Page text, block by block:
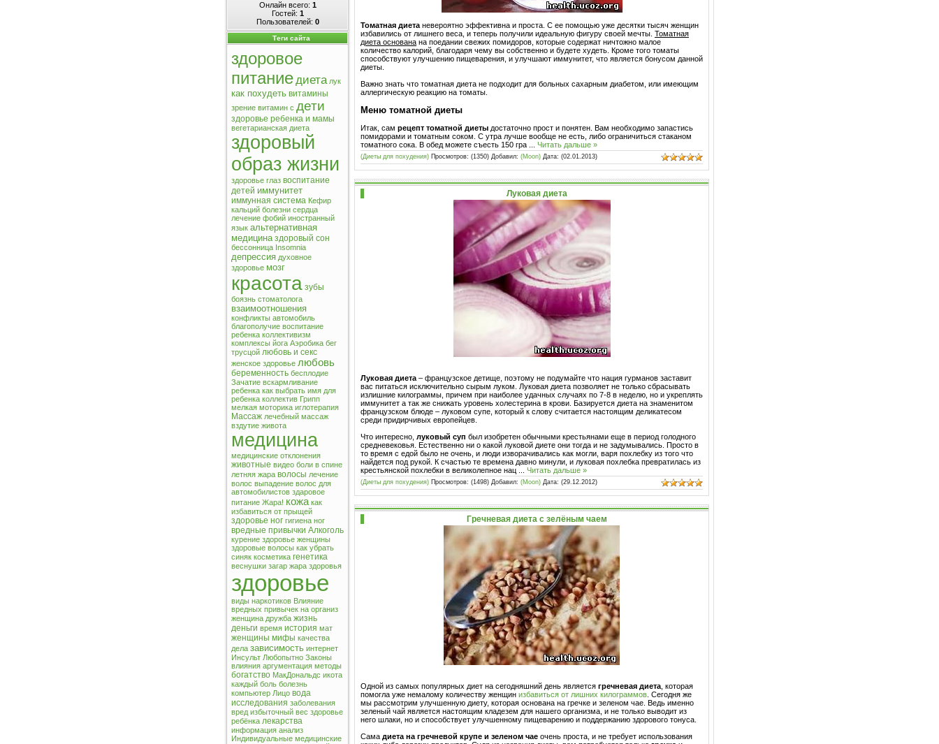
Онлайн всего: 1
Гостей: 1
Пользователей: 0
Теги сайта
здоровое
питаниедиета лук
как похудеть витамины
зрение витамин c дети
здоровье ребенка и мамы
вегетарианская диета
здоровый
образ жизни
здоровье глаз воспитание
детей иммунитет
иммунная система Кефир
кальций болезни сердца
лечение фобий иностранный
язык альтернативная
медицина здоровый сон
бессонница Insomnia
депрессия духовное
здоровье мозг
красота зубы
боязнь стоматолога
взаимоотношения
конфликты автомобиль
благополучие воспитание
ребенка коллективизм
комплексы йога Аэробика бег
трусцой любовь и секс
женское здоровье любовь
беременность бесплодие
Зачатие вскармливание
ребенка как выбрать имя для
ребенка коллектив Грипп
мелкая моторика иглотерапия
Массаж лечебный массаж
вздутие живота
медицина
медицинские отклонения
животные видео боли в спине
летняя жара волосы лечение
волос выпадение волос для
автомобилистов здаровое
питание Жара! кожа как
избавиться от прыщей
здоровье ног гигиена ног
вредные привычки Алкоголь
курение здоровье женщины
здоровые волосы как убрать
синяк косметика генетика
веснушки загар жара здоровья
здоровье
виды наркотиков Влияние
вредных привычек на организ
женщина дружба жизнь
деньги время история мат
женщины мифы качества
дела зависимость интернет
Инсульт Любопытно Законы
влияния аргументация методы
богатство МакДональдс икота
каждый боль болезнь
компьютер Лицо вода
исследования заболевания
вред избыточный вес здоровье
ребёнка лекарства
информация анализ
Индивидуальные медицинские
Томатная диета невероятно эффективна и проста. С ее помощью уже десятки тысяч женщин
избавились от лишнего веса, и теперь получили идеальную фигуру своей мечты. Томатная
диета основана на поедании свежих помидоров, которые содержат ничтожно малое
количество калорий, благодаря чему вы собственно и будете худеть. Кроме того томаты
способствуют улучшению пищеварения, и улучшают иммунитет, что является бонусом данной
диеты.
Важно знать что томатная диета не подходит для больных сахарным диабетом, или имеющим
аллергическую реакцию на томаты.
Меню томатной диеты
Итак, сам рецепт томатной диеты достаточно прост и понятен. Вам необходимо запастись
помидорами и томатным соком. С утра лучше вообще не есть, либо ограничиться стаканом
томатного сока. В обед можете съесть 150 гра
Читать дальше »
(Диеты для похудения) Просмотров: (1350) Добавил: (Moon) Дата: (02.01.2013)
Луковая диета
Луковая диета – французское детище, поэтому не подумайте что нация гурманов заставит
вас питаться исключительно сырым луком. Луковая диета позволяет не только сбрасывать
излишние килограммы, причем при наиболее удачных случаях по 7-8 в неделю, но и укреплять
иммунитет а так же снижать уровень холестерина в крови. Базируется диета на знаменитом
французском блюде – луковом супе, который к слову считается настоящим деликатесом
среди придирчивых европейцев.
Что интересно, луковый суп был изобретен обычными крестьянами еще в период голодного
средневековья. Естественно ни о какой луковой диете они тогда и не задумывались. Просто в
то время с едой было не очень, и люди изворачивались как могли, варя похлебку из того что
найдется под рукой. К счастью те времена давно минули, и луковая похлебка превратилась из
крестьянской похлебки в великолепное нац
Читать дальше »
(Диеты для похудения) Просмотров: (1498) Добавил: (Moon) Дата: (29.12.2012)
Гречневая диета с зелёным чаем
Одной из самых популярных диет на сегодняшний день является гречневая диета , которая
помогла уже немалому количеству женщин избавиться от лишних килограммов . Сегодня же
мы рассмотрим улучшенную диету, которая основана на гречке и зеленом чае. Ведь именно
зеленый чай является настоящим кладезем для нашего организма, и не только выводит из
него шлаки, но и способствует улучшенному пищеварению и поддержанию здорового тонуса.
Сама диета на гречневой крупе и зеленом чае очень проста, и не требует использования